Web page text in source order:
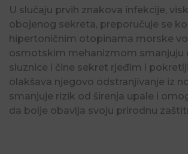
U slučaju prvih znakova infekcije,
obojenog sekreta, preporučuje se
hipertoničnim otopinama morske
osmotskim mehanizmom smanjuju
sluznice i čine sekret rjeđim i
olakšava njegovo odstranjivanje iz
smanjuje rizik od širenja upale i
da bolje obavlja svoju prirodnu